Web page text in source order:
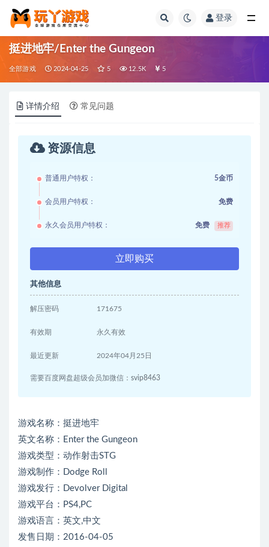
登录
挺进地牢/Enter the Gungeon
全部游戏 2024-04-25 5 12.5K 5
详情介绍 常见问题
资源信息
普通用户特权： 5金币
会员用户特权： 免费
永久会员用户特权： 免费 推荐
立即购买
其他信息
解压密码 171675
有效期 永久有效
最近更新 2024年04月25日
需要百度网盘超级会员加微信：svip8463
游戏名称：挺进地牢
英文名称：Enter the Gungeon
游戏类型：动作射击STG
游戏制作：Dodge Roll
游戏发行：Devolver Digital
游戏平台：PS4,PC
游戏语言：英文,中文
发售日期：2016-04-05